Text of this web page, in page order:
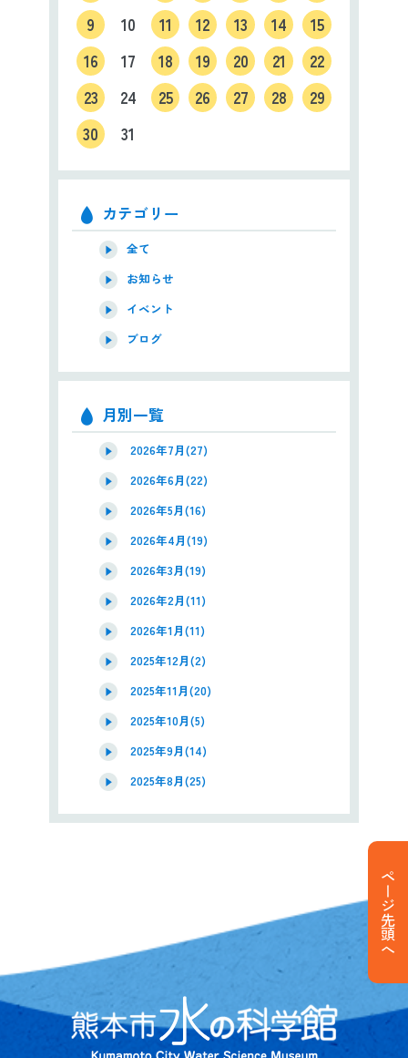
9
10 11 12 13 14
15
16
17 18 19 20 21
22
23
24 25 26 27 28
29
30
31
カテゴリー
全て
お知らせ
イベント
ブログ
月別一覧
2026年7月(27)
2026年6月(22)
2026年5月(16)
2026年4月(19)
2026年3月(19)
2026年2月(11)
2026年1月(11)
2025年12月(2)
2025年11月(20)
2025年10月(5)
2025年9月(14)
2025年8月(25)
ページ先頭へ